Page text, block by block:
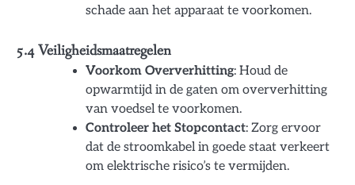
schade aan het apparaat te voorkomen.
5.4 Veiligheidsmaatregelen
Voorkom Oververhitting: Houd de
opwarmtijd in de gaten om oververhitting
van voedsel te voorkomen.
Controleer het Stopcontact: Zorg ervoor
dat de stroomkabel in goede staat verkeert
om elektrische risico’s te vermijden.